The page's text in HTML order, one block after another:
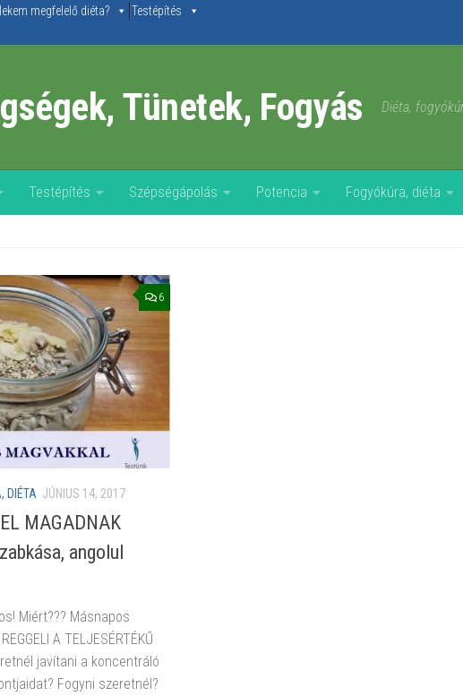
megfelelő diéta? Testépítés
Tünetek, Fogyás Diéta,
Testépítés Szépségápolás Potencia Fogyókúra, diéta
6
DIÉTA JÚNIUS 14, 2017
MAGADNAK
angolul
Miért??? Másnapos
A TELJESÉRTÉKŰ
javítani a koncentráló
Fogyni szeretnél?